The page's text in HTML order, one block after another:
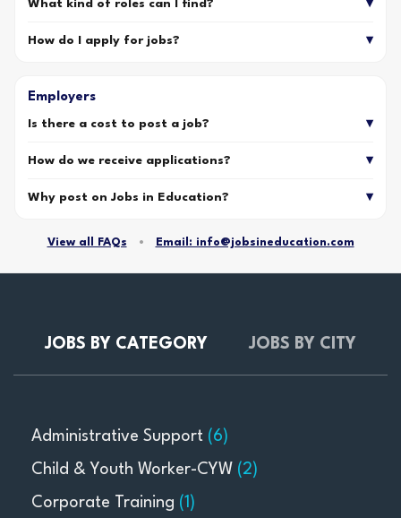
What kind of roles can I find?
How do I apply for jobs?
Employers
Is there a cost to post a job?
How do we receive applications?
Why post on Jobs in Education?
View all FAQs • Email: info@jobsineducation.com
JOBS BY CATEGORY JOBS BY CITY
Administrative Support (6)
Child & Youth Worker-CYW (2)
Corporate Training (1)